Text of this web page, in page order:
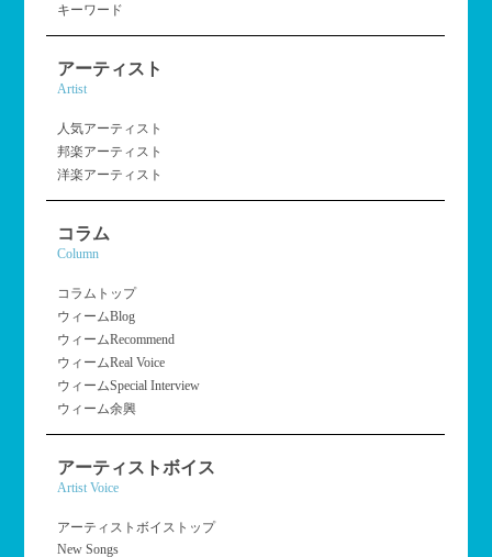
キーワード
アーティスト
Artist
人気アーティスト
邦楽アーティスト
洋楽アーティスト
コラム
Column
コラムトップ
ウィームBlog
ウィームRecommend
ウィームReal Voice
ウィームSpecial Interview
ウィーム余興
アーティストボイス
Artist Voice
アーティストボイストップ
New Songs